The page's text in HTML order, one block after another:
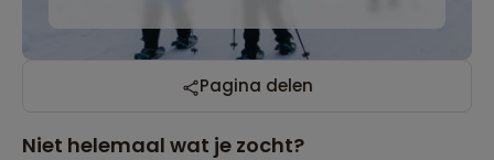
Pagina delen
Niet helemaal wat je zocht?